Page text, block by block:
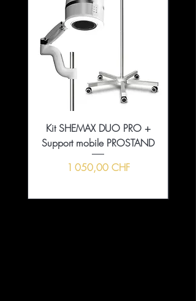
Kit SHEMAX DUO PRO +
Support mobile PROSTAND
Prix
1 050,00 CHF